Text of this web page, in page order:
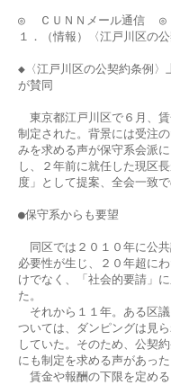
◎  ＣＵＮＮメール通信  ◎
１．（情報）〈江戸川区
◆〈江戸川区の公契約条例〉
が賛同
東京都江戸川区で６月、
制定された。背景には受注
みを求める声が保守系会派
し、２年前に就任した現区
度」として提案、全会一致
●保守系からも要望
同区では２０１０年に公
必要性が生じ、２０年超に
けでなく、「社会的要請」
た。
それから１１年。ある区
ついては、ダンピングは見
していた。そのため、公契
にも制定を求める声があった
賃金や報酬の下限を定め